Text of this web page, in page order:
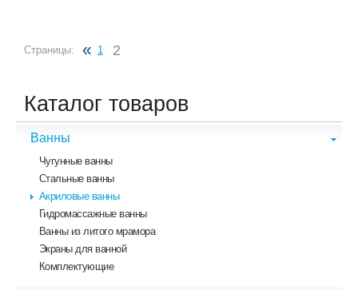
Каталог товаров
Ванны
Чугунные ванны
Стальные ванны
Акриловые ванны
Гидромассажные ванны
Ванны из литого мрамора
Экраны для ванной
Комплектующие
Страницы: « 1 2